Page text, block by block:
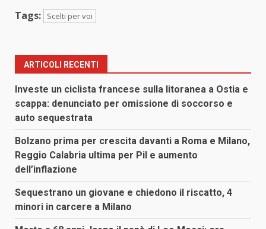
Tags: Scelti per voi
ARTICOLI RECENTI
Investe un ciclista francese sulla litoranea a Ostia e
scappa: denunciato per omissione di soccorso e
auto sequestrata
Bolzano prima per crescita davanti a Roma e Milano,
Reggio Calabria ultima per Pil e aumento
dell’inflazione
Sequestrano un giovane e chiedono il riscatto, 4
minori in carcere a Milano